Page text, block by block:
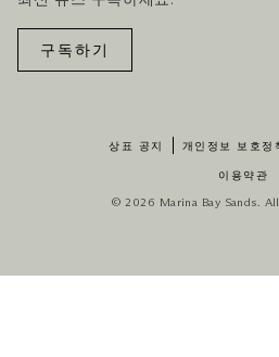
구독하기
상표 공지 개인정보 보호정
이용약관
© 2026 Marina Bay Sands. All